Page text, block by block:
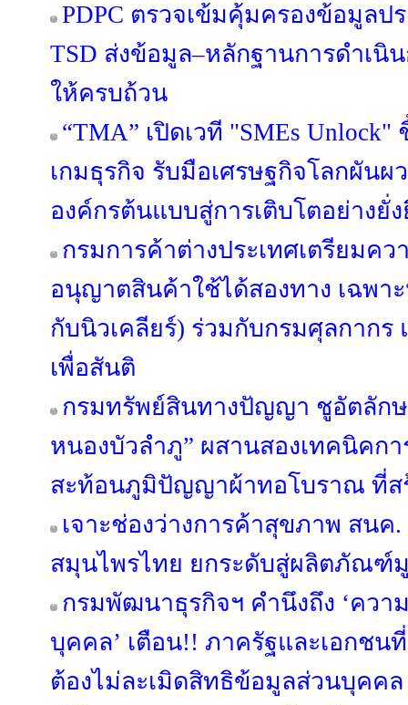
PDPC ตรวจเข้มคุ้มครองข้อมูลป
TSD ส่งข้อมูล–หลักฐานการดำเนิ
ให้ครบถ้วน
“TMA” เปิดเวที "SMEs Unlock"
เกมธุรกิจ รับมือเศรษฐกิจโลกผัน
องค์กรต้นแบบสู่การเติบโตอย่างยั่
กรมการค้าต่างประเทศเตรียมค
อนุญาตสินค้าใช้ได้สองทาง เฉพา
กับนิวเคลียร์) ร่วมกับกรมศุลกาก
เพื่อสันติ
กรมทรัพย์สินทางปัญญา ชูอัตลัก
หนองบัวลำภู” ผสานสองเทคนิคก
สะท้อนภูมิปัญญาผ้าทอโบราณ ที่ส
เจาะช่องว่างการค้าสุขภาพ สน
สมุนไพรไทย ยกระดับสู่ผลิตภัณฑ์
กรมพัฒนาธุรกิจฯ คำนึงถึง ‘คว
บุคคล’ เตือน!! ภาครัฐและเอกชน
ต้องไม่ละเมิดสิทธิข้อมูลส่วนบุคคล